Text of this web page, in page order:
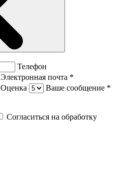
Телефон
Электронная почта *
Оценка
Ваше сообщение *
Согласиться на обработку